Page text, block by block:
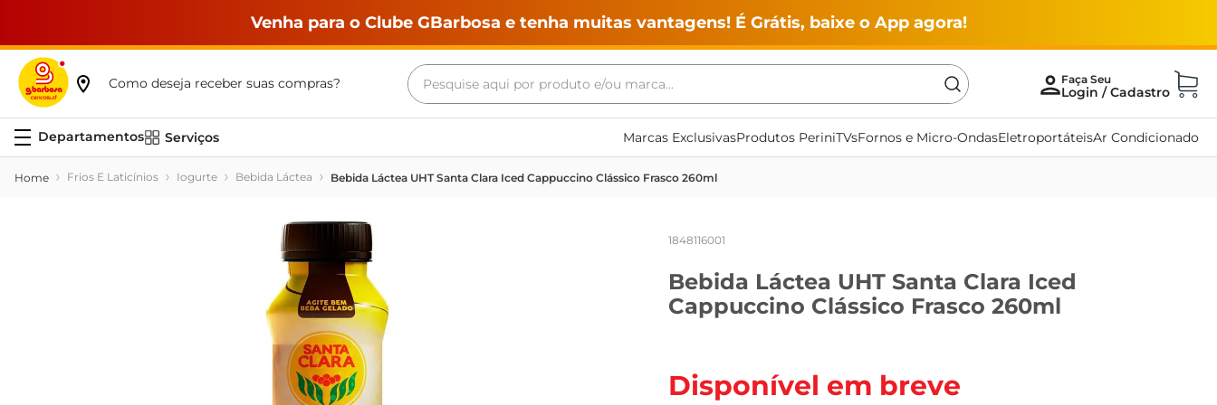
Venha para o Clube GBarbosa e tenha muitas vantagens! É Grátis, baixe o App agora!
Como deseja receber suas compras?
Pesquise aqui por produto e/ou marca...
Serviços Marcas ExclusivasProdutos PeriniTVsFornos e Micro-OndasEletroportáteisAr Condicionado
Frios E Laticínios Iogurte Bebida Láctea Bebida Láctea UHT Santa Clara Iced Cappuccino Clássico Frasco 260ml
1848116001
Bebida Láctea UHT Santa Clara Iced
Cappuccino Clássico Frasco 260ml
Disponível em breve
Termos mais buscados
maquina lavar